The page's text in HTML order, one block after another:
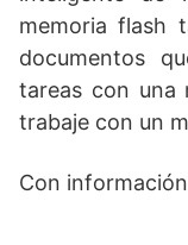
memoria flash
documentos
tareas con una
trabaje con un
Con